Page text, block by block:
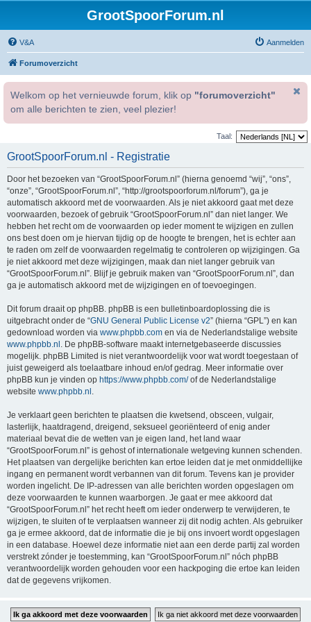
GrootSpoorForum.nl
V&A Aanmelden
Forumoverzicht
Welkom op het vernieuwde forum, klik op "forumoverzicht"
om alle berichten te zien, veel plezier!
Taal:
GrootSpoorForum.nl - Registratie
Door het bezoeken van “GrootSpoorForum.nl” (hierna genoemd “wij”, “ons”,
“onze”, “GrootSpoorForum.nl”, “http://grootspoorforum.nl/forum”), ga je
automatisch akkoord met de voorwaarden. Als je niet akkoord gaat met deze
voorwaarden, bezoek of gebruik “GrootSpoorForum.nl” dan niet langer. We
hebben het recht om de voorwaarden op ieder moment te wijzigen en zullen
ons best doen om je hiervan tijdig op de hoogte te brengen, het is echter aan
te raden om zelf de voorwaarden regelmatig te controleren op wijzigingen. Ga
je niet akkoord met deze wijzigingen, maak dan niet langer gebruik van
“GrootSpoorForum.nl”. Blijf je gebruik maken van “GrootSpoorForum.nl”, dan
ga je automatisch akkoord met de wijzigingen en of toevoegingen.
Dit forum draait op phpBB. phpBB is een bulletinboardoplossing die is
uitgebracht onder de “GNU General Public License v2” (hierna “GPL”) en kan
gedownload worden via www.phpbb.com en via de Nederlandstalige website
www.phpbb.nl . De phpBB-software maakt internetgebaseerde discussies
mogelijk. phpBB Limited is niet verantwoordelijk voor wat wordt toegestaan of
juist geweigerd als toelaatbare inhoud en/of gedrag. Meer informatie over
phpBB kun je vinden op https://www.phpbb.com/of de Nederlandstalige
website www.phpbb.nl .
Je verklaart geen berichten te plaatsen die kwetsend, obsceen, vulgair,
lasterlijk, haatdragend, dreigend, seksueel georiënteerd of enig ander
materiaal bevat die de wetten van je eigen land, het land waar
“GrootSpoorForum.nl” is gehost of internationale wetgeving kunnen schenden.
Het plaatsen van dergelijke berichten kan ertoe leiden dat je met onmiddellijke
ingang en permanent wordt verbannen van dit forum. Tevens kan je provider
worden ingelicht. De IP-adressen van alle berichten worden opgeslagen om
deze voorwaarden te kunnen waarborgen. Je gaat er mee akkoord dat
“GrootSpoorForum.nl” het recht heeft om ieder onderwerp te verwijderen, te
wijzigen, te sluiten of te verplaatsen wanneer zij dit nodig achten. Als gebruiker
ga je ermee akkoord, dat de informatie die je bij ons invoert wordt opgeslagen
in een database. Hoewel deze informatie niet aan een derde partij zal worden
verstrekt zónder je toestemming, kan “GrootSpoorForum.nl” nóch phpBB
verantwoordelijk worden gehouden voor een hackpoging die ertoe kan leiden
dat de gegevens vrijkomen.